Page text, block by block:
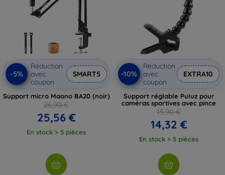
-5%
Réduction
avec
coupon
SMART5
Support micro Maono BA20 (noir)
26,90 €
25,56 €
En stock > 5 pièces
-10%
Réduction
avec
coupon
EXTRA10
Support réglable Puluz pour
caméras sportives avec pince
15,90 €
14,32 €
En stock > 5 pièces